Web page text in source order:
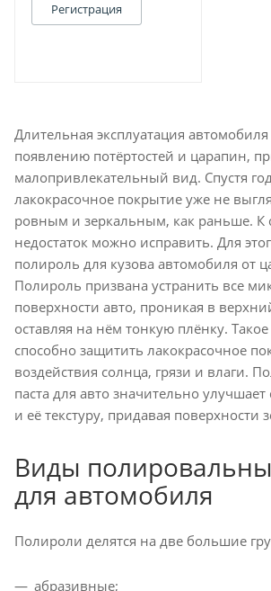
Регистрация
Длительная эксплуатация
появлению потёртостей и царапин,
малопривлекательный вид. Спустя
лакокрасочное покрытие уже не
ровным и зеркальным, как раньше. К
недостаток можно исправить. Для
полироль для кузова автомобиля от
Полироль призвана устранить все
поверхности авто, проникая в
оставляя на нём тонкую плёнку.
способно защитить лакокрасочное
воздействия солнца, грязи и влаги.
паста для авто значительно улучшает
и её текстуру, придавая поверхности
Виды
для автомобиля
Полироли делятся на две большие
абразивные;